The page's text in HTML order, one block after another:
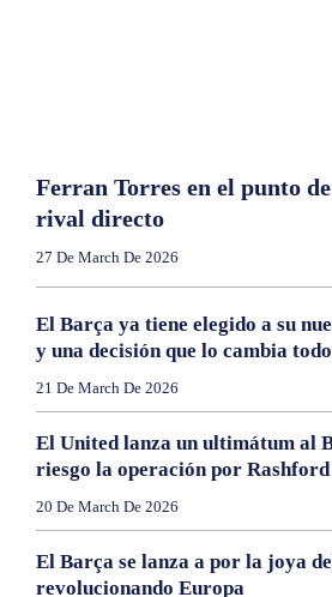
Ferran Torres en el punto
rival directo
27 De March De 2026
El Barça ya tiene elegido a su
y una decisión que lo cambia todo
21 De March De 2026
El United lanza un ultimátum al
riesgo la operación por Rashford
20 De March De 2026
El Barça se lanza a por la joya
revolucionando Europa